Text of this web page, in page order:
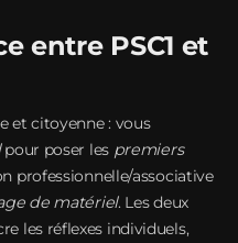
entre PSC1 et
et citoyenne : vous
pour poser les premiers
professionnelle/associative
de matériel. Les deux
les réflexes individuels,